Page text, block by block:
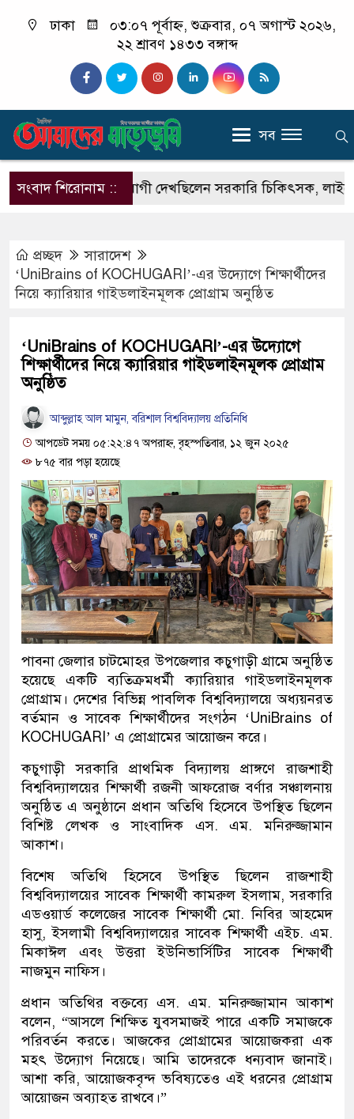
ঢাকা
০৩:০৭ পূর্বাহ্ন, শুক্রবার, ০৭ অগাস্ট ২০২৬,
২২ শ্রাবণ ১৪৩৩ বঙ্গাব্দ
সব
সংবাদ শিরোনাম ::
ক্লিনিকে রোগী দেখছিলেন সরকারি চিকিৎসক, লাইসেন্স
প্রচ্ছদ
সারাদেশ
‘UniBrains of KOCHUGARI’-এর উদ্যোগে শিক্ষার্থীদের
নিয়ে ক্যারিয়ার গাইডলাইনমূলক প্রোগ্রাম অনুষ্ঠিত
‘UniBrains of KOCHUGARI’-এর উদ্যোগে
শিক্ষার্থীদের নিয়ে ক্যারিয়ার গাইডলাইনমূলক প্রোগ্রাম
অনুষ্ঠিত
আব্দুল্লাহ আল মামুন, বরিশাল বিশ্ববিদ্যালয় প্রতিনিধি
আপডেট সময় ০৫:২২:৪৭ অপরাহ্ন, বৃহস্পতিবার, ১২ জুন ২০২৫
৮৭৫ বার পড়া হয়েছে
পাবনা জেলার চাটমোহর উপজেলার কচুগাড়ী গ্রামে অনুষ্ঠিত
হয়েছে একটি ব্যতিক্রমধর্মী ক্যারিয়ার গাইডলাইনমূলক
প্রোগ্রাম। দেশের বিভিন্ন পাবলিক বিশ্ববিদ্যালয়ে অধ্যয়নরত
বর্তমান ও সাবেক শিক্ষার্থীদের সংগঠন ‘UniBrains of
KOCHUGARI’ এ প্রোগ্রামের আয়োজন করে।
কচুগাড়ী সরকারি প্রাথমিক বিদ্যালয় প্রাঙ্গণে রাজশাহী
বিশ্ববিদ্যালয়ের শিক্ষার্থী রজনী আফরোজ বর্ণার সঞ্চালনায়
অনুষ্ঠিত এ অনুষ্ঠানে প্রধান অতিথি হিসেবে উপস্থিত ছিলেন
বিশিষ্ট লেখক ও সাংবাদিক এস. এম. মনিরুজ্জামান
আকাশ।
বিশেষ অতিথি হিসেবে উপস্থিত ছিলেন রাজশাহী
বিশ্ববিদ্যালয়ের সাবেক শিক্ষার্থী কামরুল ইসলাম, সরকারি
এডওয়ার্ড কলেজের সাবেক শিক্ষার্থী মো. নিবির আহমেদ
হাসু, ইসলামী বিশ্ববিদ্যালয়ের সাবেক শিক্ষার্থী এইচ. এম.
মিকাঈল এবং উত্তরা ইউনিভার্সিটির সাবেক শিক্ষার্থী
নাজমুন নাফিস।
প্রধান অতিথির বক্তব্যে এস. এম. মনিরুজ্জামান আকাশ
বলেন, “আসলে শিক্ষিত যুবসমাজই পারে একটি সমাজকে
পরিবর্তন করতে। আজকের প্রোগ্রামের আয়োজকরা এক
মহৎ উদ্যোগ নিয়েছে। আমি তাদেরকে ধন্যবাদ জানাই।
আশা করি, আয়োজকবৃন্দ ভবিষ্যতেও এই ধরনের প্রোগ্রাম
আয়োজন অব্যাহত রাখবে।”